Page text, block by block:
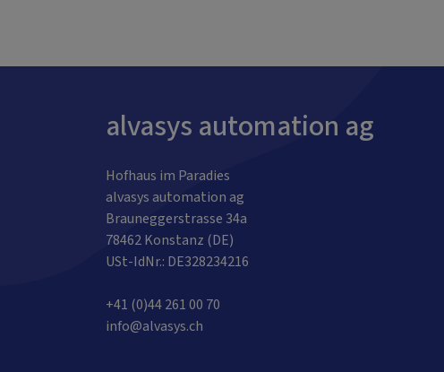
alvasys automation ag
Hofhaus im Paradies
alvasys automation ag
Brauneggerstrasse 34a
78462 Konstanz (DE)
USt-IdNr.: DE328234216
+41 (0)44 261 00 70
info@alvasys.ch